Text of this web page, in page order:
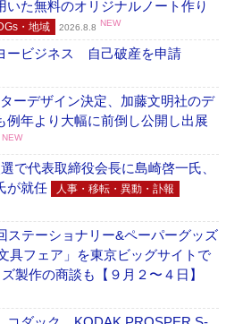
た無料のオリジナルノート作り
・地域 2026.8.8 NEW
ービジネス 自己破産を申請
ーデザイン決定、加藤文明社のデ
年より大幅に前倒し公開し出展
NEW
代表取締役会長に島崎啓一氏、
が就任
人事・移転・異動・訃報
テーショナリー&ペーパーグッズ
具フェア」を東京ビッグサイトで
製作の商談も【９月２〜４日】